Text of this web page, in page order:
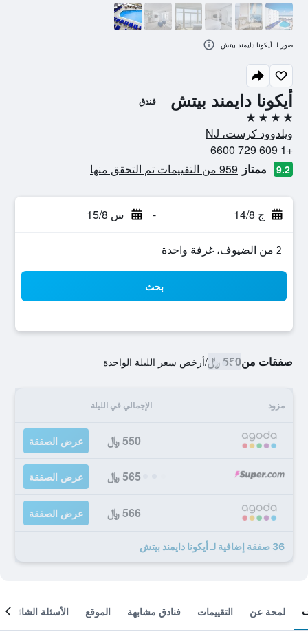
أيكونا دايمند بيتش فندق
4 نجوم
ويلدوود كرست، NJ
+1 609 729 6600
9.2 ممتاز 959 من التقييمات تم التحقق منها
ج 14/8 - س 15/8
2 من الضيوف، غرفة واحدة
بحث
صفقات من550 ﷼ /أرخص سعر الليلة الواحدة
مزود الإجمالي في الليلة
550 ﷼ عرض الصفقة
565 ﷼ عرض الصفقة
566 ﷼ عرض الصفقة
36 صفقة إضافية لـ أيكونا دايمند بيتش
صور لـ أيكونا دايمند بيتش
لمحة عن التقييمات فنادق مشابهة الموقع الأسئلة الشائعة